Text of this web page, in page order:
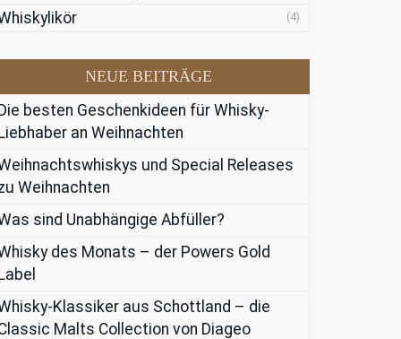
(4)
NEUE BEITRÄGE
Die besten Geschenkideen für Whisky-
Liebhaber an Weihnachten
und Special Releases
Weihnachten
sind Unabhängige Abfüller?
des Monats – der Powers Gold
Label
Klassiker aus Schottland – die
Malts Collection von Diageo